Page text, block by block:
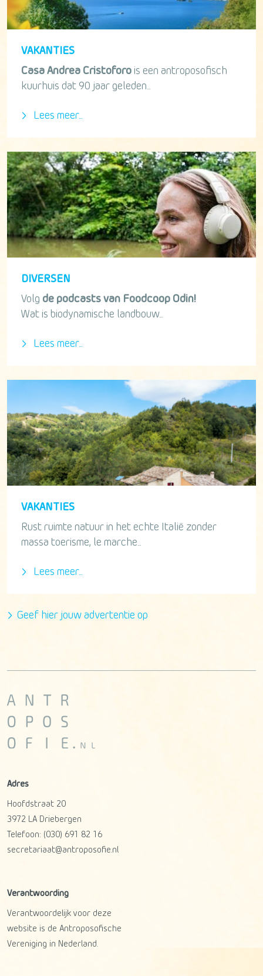
VAKANTIES
Casa Andrea Cristoforo is een antroposofisch
kuurhuis dat 90 jaar geleden...
Lees meer...
DIVERSEN
Volg de podcasts van Foodcoop Odin!
Wat is biodynamische landbouw...
Lees meer...
VAKANTIES
Rust ruimte natuur in het echte Italië zonder
massa toerisme, le marche...
Lees meer...
Geef hier jouw advertentie op
Adres
Hoofdstraat 20
3972 LA
Driebergen
Telefoon: (030) 691 82 16
secretariaat@antroposofie.nl
Verantwoording
Verantwoordelijk voor deze
website is de Antroposofische
Vereniging in Nederland.